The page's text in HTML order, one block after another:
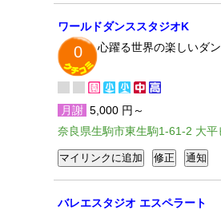
ワールドダンススタジオK
0 心躍る世界の楽しいダ
月謝 5,000 円～
奈良県生駒市東生駒1-61-2 大平
バレエスタジオ エスペラート